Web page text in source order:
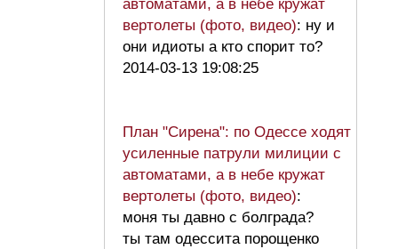
автоматами, а в небе кружат
вертолеты (фото, видео): ну и
они идиоты а кто спорит то?
2014-03-13 19:08:25
План "Сирена": по Одессе ходят
усиленные патрули милиции с
автоматами, а в небе кружат
вертолеты (фото, видео):
моня ты давно с болграда?
ты там одессита порощенко